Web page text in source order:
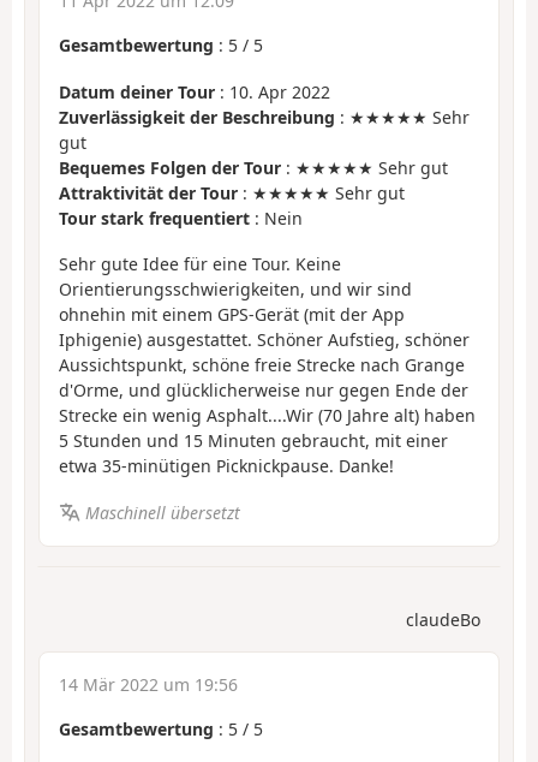
Gesamtbewertung : 5 / 5
Datum deiner Tour : 10. Apr 2022
Zuverlässigkeit der Beschreibung : ★★★★★ Sehr
gut
Bequemes Folgen der Tour : ★★★★★ Sehr gut
Attraktivität der Tour : ★★★★★ Sehr gut
Tour stark frequentiert : Nein
Sehr gute Idee für eine Tour. Keine
Orientierungsschwierigkeiten, und wir sind
ohnehin mit einem GPS-Gerät (mit der App
Iphigenie) ausgestattet. Schöner Aufstieg, schöner
Aussichtspunkt, schöne freie Strecke nach Grange
d'Orme, und glücklicherweise nur gegen Ende der
Strecke ein wenig Asphalt....Wir (70 Jahre alt) haben
5 Stunden und 15 Minuten gebraucht, mit einer
etwa 35-minütigen Picknickpause. Danke!
Maschinell übersetzt
claudeBo
14 Mär 2022 um 19:56
Gesamtbewertung : 5 / 5